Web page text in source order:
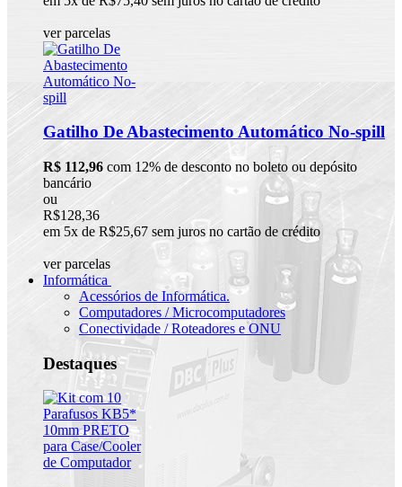
ver parcelas
Gatilho De Abastecimento Automático No-spill
R$ 112,96 com 12% de desconto no boleto ou depósito
bancário
ou
R$128,36
em 5x de R$25,67 sem juros no cartão de crédito
ver parcelas
Informática
Acessórios de Informática.
Computadores / Microcomputadores
Conectividade / Roteadores e ONU
Destaques